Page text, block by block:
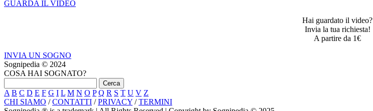
GUARDA IL VIDEO
Hai guardato il video?
Invia la tua richiesta!
A partire da 1€
INVIA UN SOGNO
Sognipedia © 2024
COSA HAI SOGNATO?
A B C D E F G I L M N O P Q R S T U V Z
CHI SIAMO /CONTATTI /PRIVACY /TERMINI